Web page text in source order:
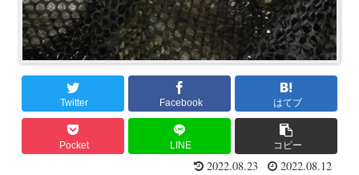
Twitter Facebook はてブ
Pocket LINE コピー
2022.08.23 2022.08.12